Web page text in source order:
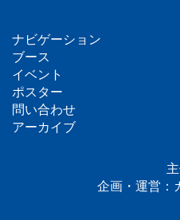
フ
ッ
タ
ナビゲーション
ブース
イベント
ポスター
問い合わせ
アーカイブ
企画・運営：